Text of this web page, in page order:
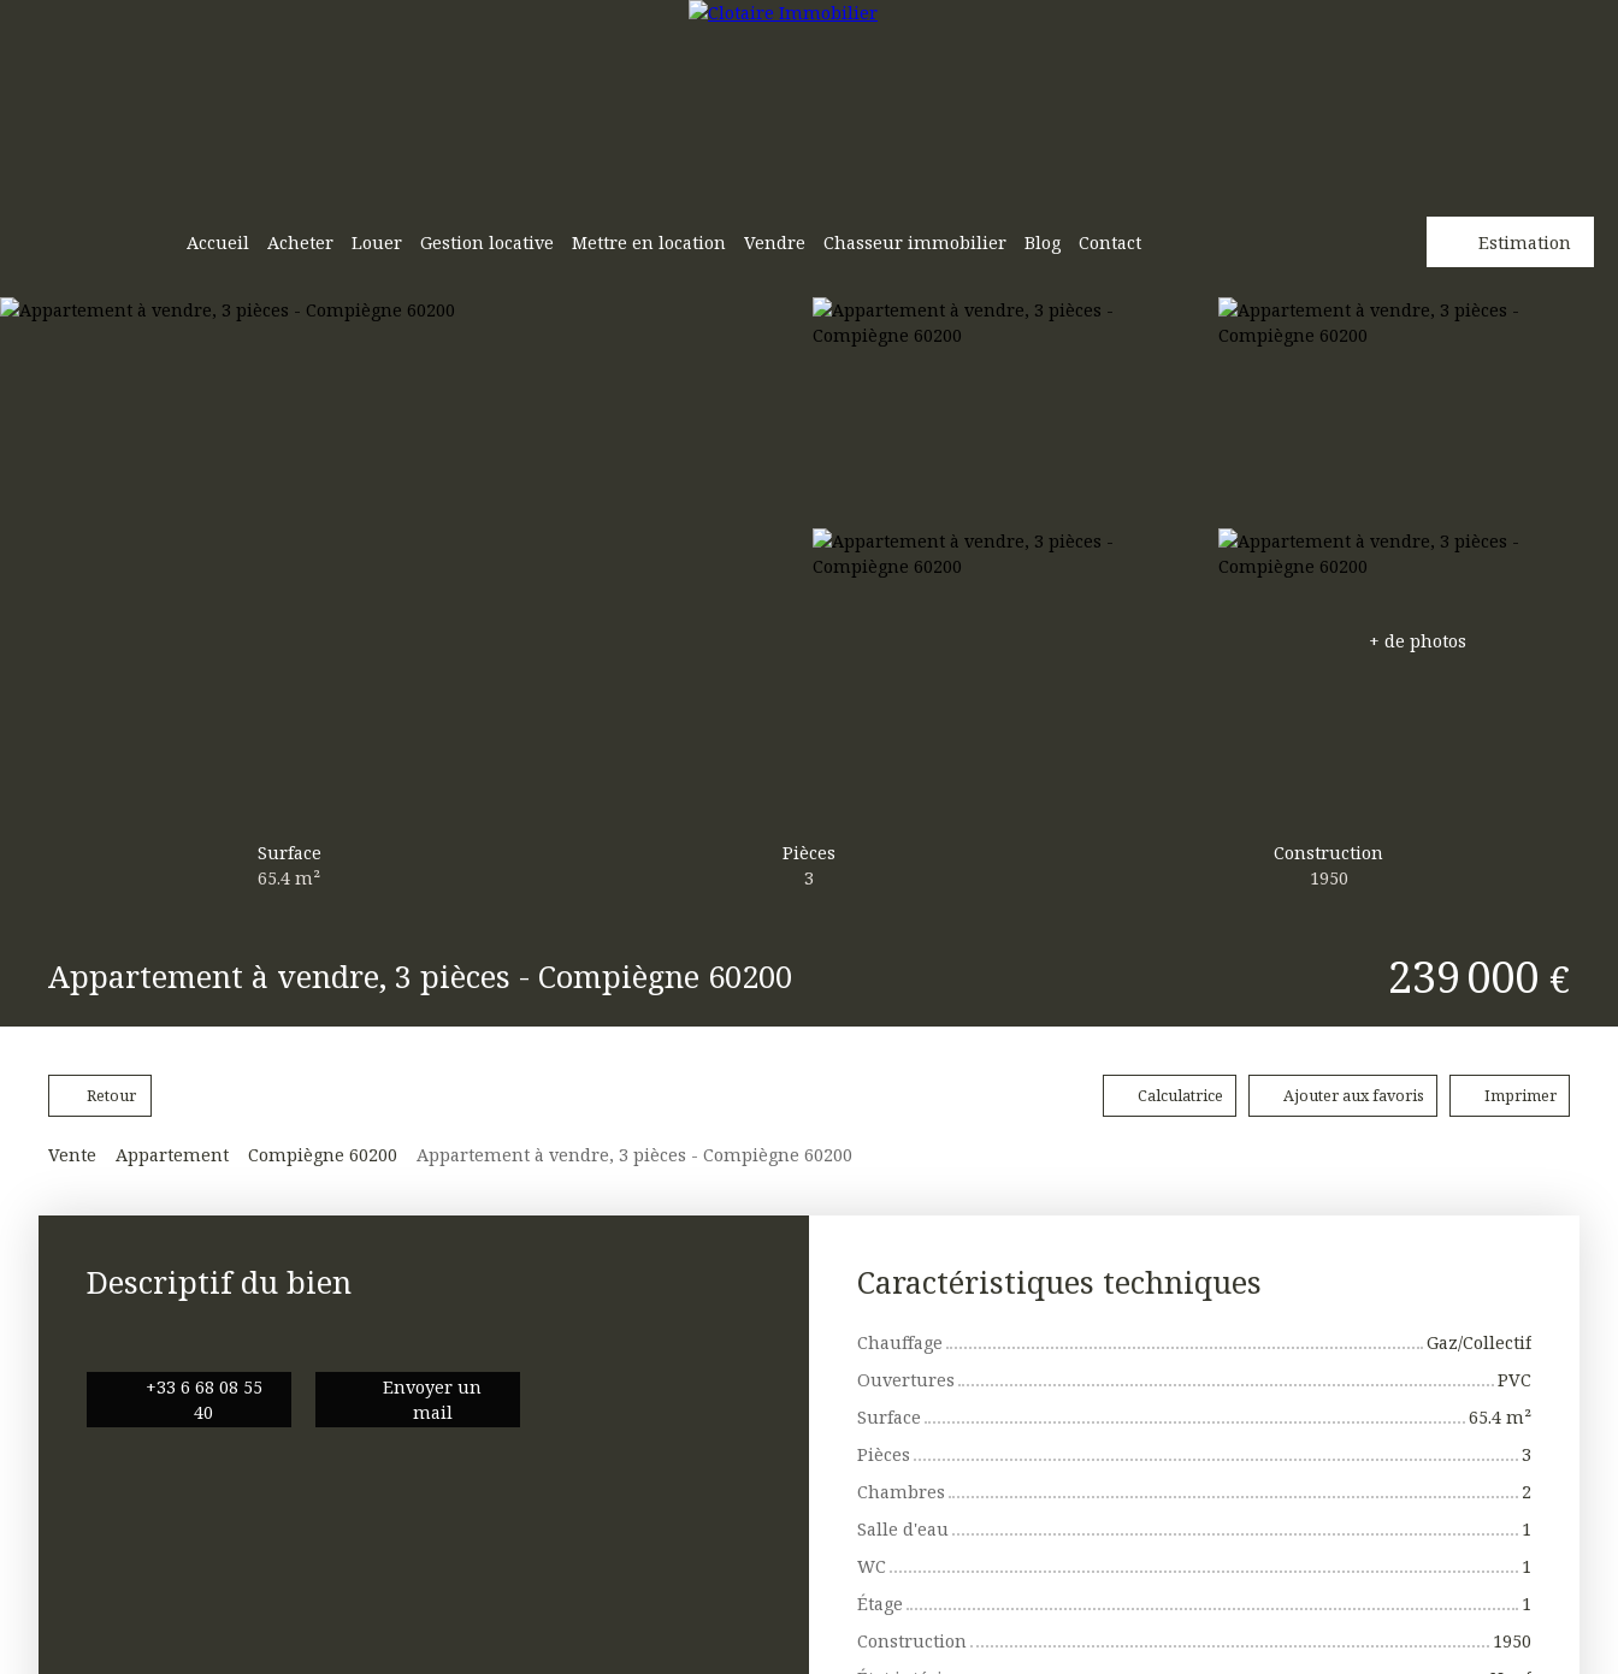
Accueil Acheter Louer Gestion locative Mettre en location Vendre Chasseur immobilier Blog Contact Estimation
+ de photos
Surface
65.4m²
Pièces
3
Construction
1950
Appartement à vendre, 3 pièces - Compiègne 60200 239 000 €
Retour Calculatrice Ajouter aux favoris Imprimer
Vente Appartement Compiègne 60200 Appartement à vendre, 3 pièces - Compiègne 60200
Descriptif du bien
+33 6 68 08 55
40
Envoyer un
mail
Caractéristiques techniques
Chauffage
Gaz/Collectif
Ouvertures
PVC
Surface
65.4 m²
Pièces
3
Chambres
2
Salle d'eau
1
WC
1
Étage
1
Construction
1950